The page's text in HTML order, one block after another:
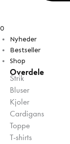
0
Nyheder
Bestseller
Shop
Overdele
Strik
Bluser
Kjoler
Cardigans
Toppe
T-shirts